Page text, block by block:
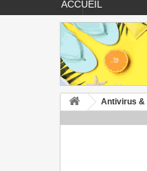
Antivirus &